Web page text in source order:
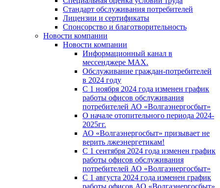
Стандарт обслуживания потребителей
Лицензии и сертификаты
Спонсорство и благотворительность
Новости компании
Новости компании
Информационный канал в
мессенджере MAX.
Обслуживание граждан-потребителей
в 2024 году
С 1 ноября 2024 года изменен график
работы офисов обслуживания
потребителей АО «Волгаэнергосбыт»
О начале отопительного периода 2024-
2025гг.
АО «Волгаэнергосбыт» призывает не
верить лжеэнергетикам!
С 1 сентября 2024 года изменен график
работы офисов обслуживания
потребителей АО «Волгаэнергосбыт»
С 1 августа 2024 года изменен график